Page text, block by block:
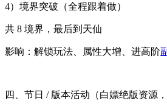
4）境界突破（全程跟着做）
共 8 境界，最后到天仙
影响：解锁玩法、属性大增、进高阶
四、节日 / 版本活动（白嫖绝版资源，